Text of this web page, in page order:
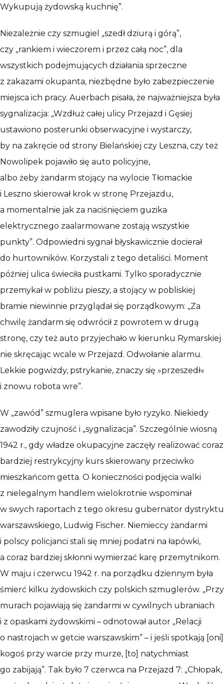
Wykupują żydowską kuchnię”.
Niezależnie czy szmugiel „szedł dziurą i górą”,
czy „rankiem i wieczorem i przez całą noc”, dla
wszystkich podejmujących działania sprzeczne
z zakazami okupanta, niezbędne było zabezpieczenie
miejsca ich pracy. Auerbach pisała, że najważniejsza była
sygnalizacja: „Wzdłuż całej ulicy Przejazd i Gęsiej
ustawiono posterunki obserwacyjne i wystarczy,
by na zakręcie od strony Bielańskiej czy Leszna, czy też
Nowolipek pojawiło się auto policyjne,
albo żeby żandarm stojący na wylocie Tłomackie
i Leszno skierował krok w stronę Przejazdu,
a momentalnie jak za naciśnięciem guzika
elektrycznego zaalarmowane zostają wszystkie
punkty”. Odpowiedni sygnał błyskawicznie docierał
do hurtowników. Korzystali z tego detaliści. Moment
później ulica świeciła pustkami. Tylko sporadycznie
przemykał w pobliżu pieszy, a stojący w pobliskiej
bramie niewinnie przyglądał się porządkowym: „Za
chwilę żandarm się odwrócił z powrotem w drugą
stronę, czy też auto przyjechało w kierunku Rymarskiej
nie skręcając wcale w Przejazd. Odwołanie alarmu.
Lekkie pogwizdy, pstrykanie, znaczy się »przeszedł«
i znowu robota wre”.
W „zawód” szmuglera wpisane było ryzyko. Niekiedy
zawodziły czujność i „sygnalizacja”. Szczególnie wiosną
1942 r., gdy władze okupacyjne zaczęły realizować coraz
bardziej restrykcyjny kurs skierowany przeciwko
mieszkańcom getta. O konieczności podjęcia walki
z nielegalnym handlem wielokrotnie wspominał
w swych raportach z tego okresu gubernator dystryktu
warszawskiego, Ludwig Fischer. Niemieccy żandarmi
i polscy policjanci stali się mniej podatni na łapówki,
a coraz bardziej skłonni wymierzać karę przemytnikom.
W maju i czerwcu 1942 r. na porządku dziennym była
śmierć kilku żydowskich czy polskich szmuglerów. „Przy
murach pojawiają się żandarmi w cywilnych ubraniach
i z opaskami żydowskimi – odnotował autor „Relacji
o nastrojach w getcie warszawskim” – i jeśli spotkają [oni]
kogoś przy warcie przy murze, [to] natychmiast
go zabijają”. Tak było 7 czerwca na Przejazd 7: „Chłopak,